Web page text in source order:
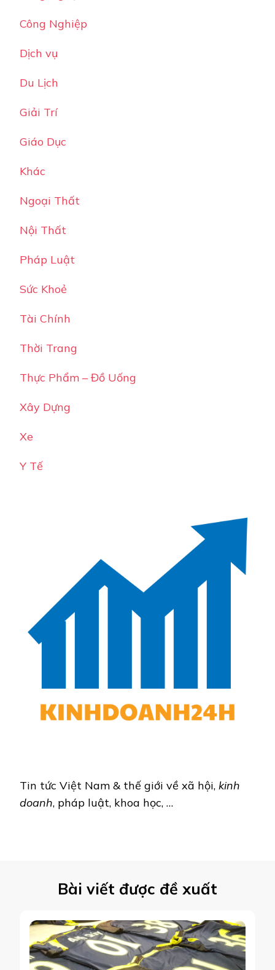
Công Nghiệp
Dịch vụ
Du Lịch
Giải Trí
Giáo Dục
Khác
Ngoại Thất
Nội Thất
Pháp Luật
Sức Khoẻ
Tài Chính
Thời Trang
Thực Phẩm – Đồ Uống
Xây Dựng
Xe
Y Tế
Tin tức Việt Nam & thế giới về xã hội, kinh
doanh, pháp luật, khoa học, …
Bài viết được đề xuất